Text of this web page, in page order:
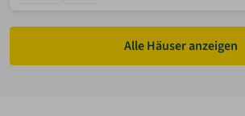
Alle Häuser anzeigen